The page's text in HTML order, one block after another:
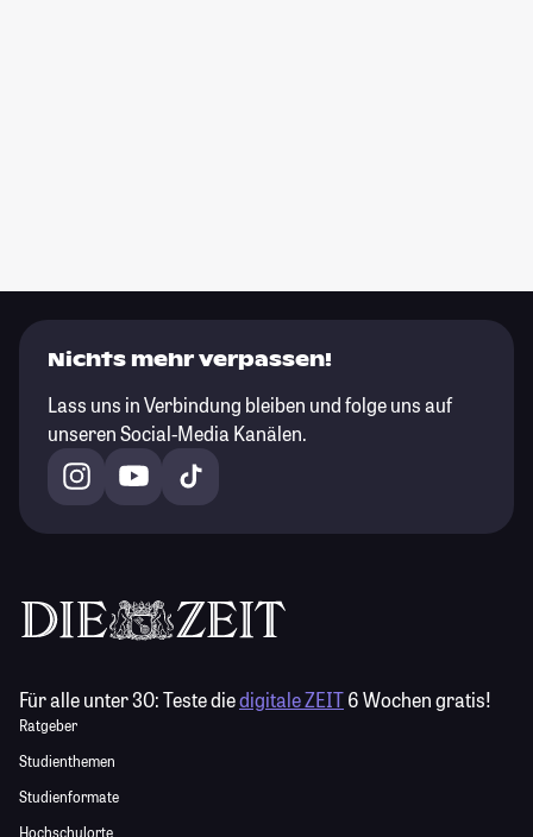
Nichts mehr verpassen!
Lass uns in Verbindung bleiben und folge uns auf
unseren Social-Media Kanälen.
Für alle unter 30:Teste diedigitale ZEIT6 Wochen gratis!
Ratgeber
Studienthemen
Studienformate
Hochschulorte